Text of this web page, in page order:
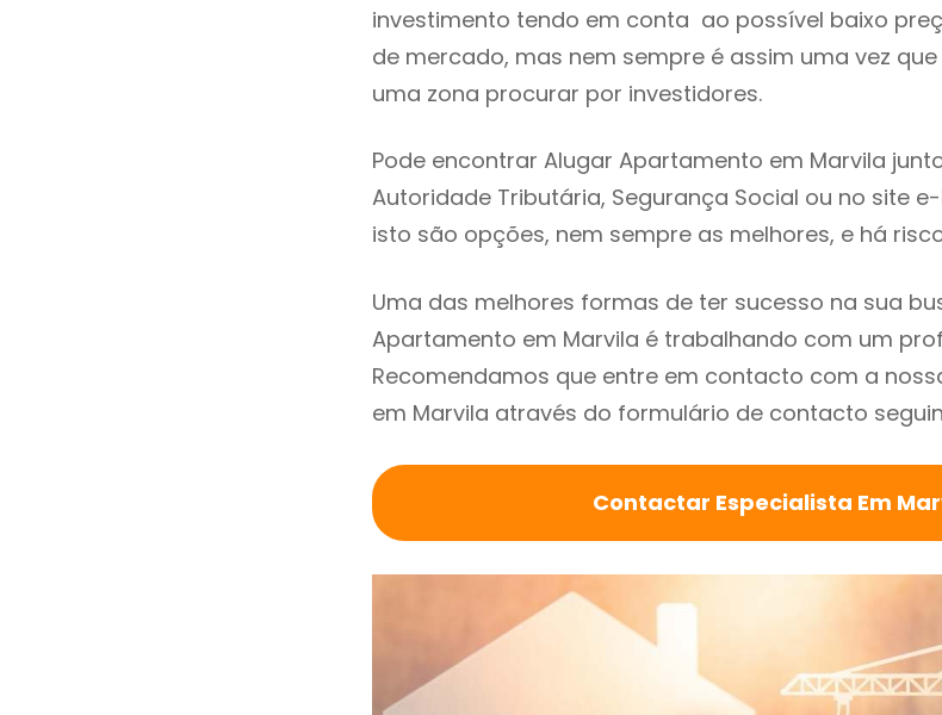
investimento tendo em conta ao possível baixo
de mercado, mas nem sempre é assim uma vez
uma zona procurar por investidores.
Pode encontrar Alugar Apartamento em Marvila
Autoridade Tributária, Segurança Social ou no site
isto são opções, nem sempre as melhores, e há
Uma das melhores formas de ter sucesso na sua
Apartamento em Marvila é trabalhando com um
Recomendamos que entre em contacto com a
em Marvila através do formulário de contacto
Contactar Especialista Em